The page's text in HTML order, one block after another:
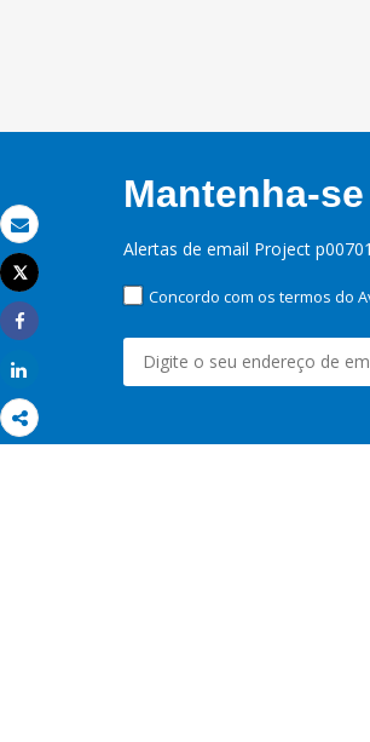
Email
Imprimir
Tweet
Share
Mantenha-
Alertas de email Project
Concordo com os termos do